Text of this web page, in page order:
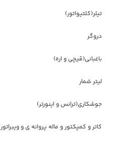
تیلر(کلتیواتور)
دروگر
باغبانی(قیچی و اره)
لیتر شمار
جوشکاری(ترانس و اینورتر)
کاتر و کمپکتور و ماله پروانه ی و ویبراتور